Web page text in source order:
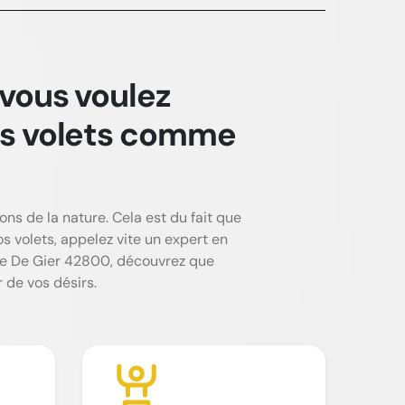
voulez
volets comme
de la nature. Cela est du fait que
volets, appelez vite un expert en
De Gier 42800, découvrez que
de vos désirs.